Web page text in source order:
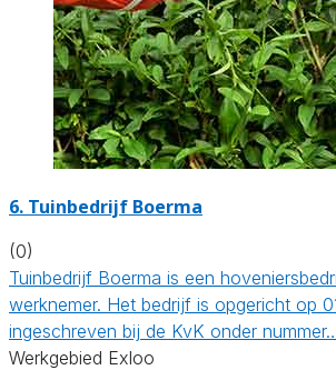
6. Tuinbedrijf Boerma
(0)
Tuinbedrijf Boerma is een
werknemer. Het bedrijf is opgericht op
ingeschreven bij de KvK onder
Werkgebied Exloo